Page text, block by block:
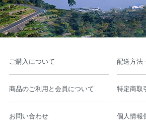
ご購入について 配送方法
商品のご利用と会員について 特定商取
お問い合わせ 個人情報